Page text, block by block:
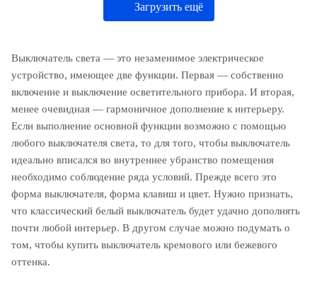
Загрузить ещё
Выключатель света — это незаменимое электрическое
устройство, имеющее две функции. Первая — собственно
включение и выключение осветительного прибора. И вторая,
менее очевидная — гармоничное дополнение к интерьеру.
Если выполнение основной функции возможно с помощью
любого выключателя света, то для того, чтобы выключатель
идеально вписался во внутреннее убранство помещения
необходимо соблюдение ряда условий. Прежде всего это
форма выключателя, форма клавиш и цвет. Нужно признать,
что классический белый выключатель будет удачно дополнять
почти любой интерьер. В другом случае можно подумать о
том, чтобы купить выключатель кремового или бежевого
оттенка.